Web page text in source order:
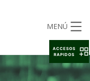
MENÚ
ACCESOS
RAPIDOS